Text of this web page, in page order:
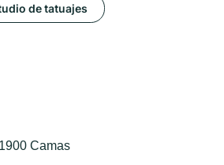
de tatuajes
Camas